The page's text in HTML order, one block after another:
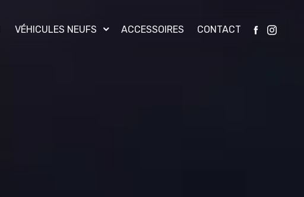
VÉHICULES NEUFS ACCESSOIRES CONTACT